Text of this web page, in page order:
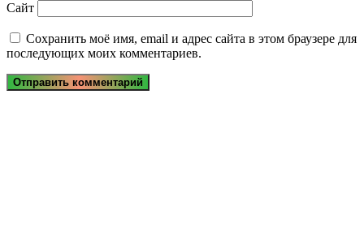
Сайт
Сохранить моё имя, email и адрес сайта в этом браузере для
последующих моих комментариев.